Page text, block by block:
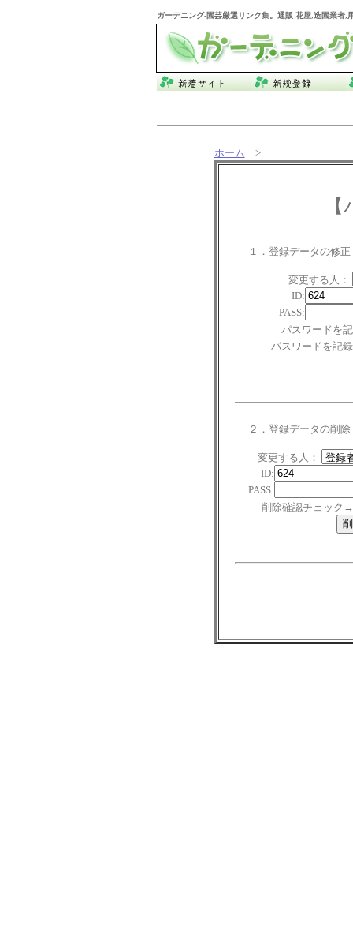
ガーデニング-園芸厳選リンク集。通販 花屋,造園業者,
ホーム >
１．登録データの修正
変更する人：
ID:
PASS:
パスワードを
パスワードを記
２．登録データの削除
変更する人：
ID:
PASS:
削除確認チェック→